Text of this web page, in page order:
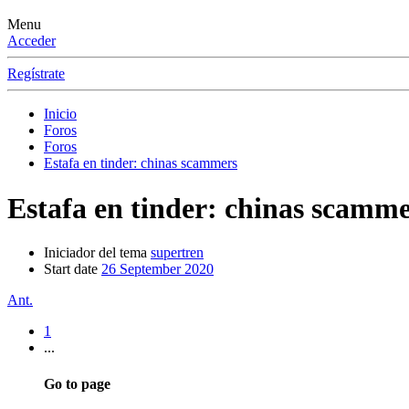
Menu
Acceder
Regístrate
Inicio
Foros
Foros
Estafa en tinder: chinas scammers
Estafa en tinder: chinas
Iniciador del tema supertren
Start date 26 September 2020
Ant.
1
...
Go to page